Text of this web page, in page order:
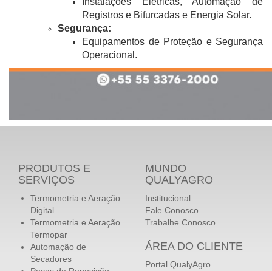
Registros e Bifurcadas e Energia Solar.
​​​​​​​Segurança:
​​​​​​​Equipamentos de Proteção e Segurança
Operacional.
PRODUTOS E
SERVIÇOS
Termometria e Aeração
Digital
Termometria e Aeração
Termopar
Automação de
Secadores
MUNDO
QUALYAGRO
Institucional
Fale Conosco
Trabalhe Conosco
ÁREA DO CLIENTE
Portal QualyAgro